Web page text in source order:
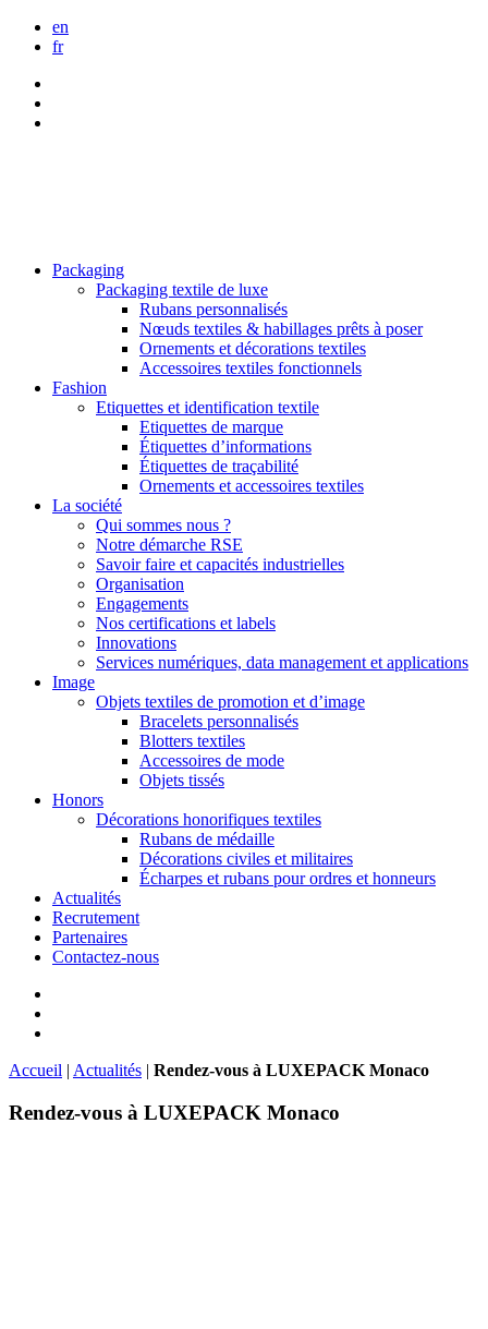
en
fr
Packaging
Packaging textile de luxe
Rubans personnalisés
Nœuds textiles & habillages prêts à poser
Ornements et décorations textiles
Accessoires textiles fonctionnels
Fashion
Etiquettes et identification textile
Etiquettes de marque
Étiquettes d’informations
Étiquettes de traçabilité
Ornements et accessoires textiles
La société
Qui sommes nous ?
Notre démarche RSE
Savoir faire et capacités industrielles
Organisation
Engagements
Nos certifications et labels
Innovations
Services numériques, data management et applications
Image
Objets textiles de promotion et d’image
Bracelets personnalisés
Blotters textiles
Accessoires de mode
Objets tissés
Honors
Décorations honorifiques textiles
Rubans de médaille
Décorations civiles et militaires
Écharpes et rubans pour ordres et honneurs
Actualités
Recrutement
Partenaires
Contactez-nous
Accueil | Actualités | Rendez-vous à LUXEPACK Monaco
Rendez-vous à LUXEPACK Monaco